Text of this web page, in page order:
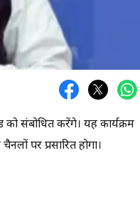
संबोधित करेंगे। यह कार्यक्रम
पर प्रसारित होगा।